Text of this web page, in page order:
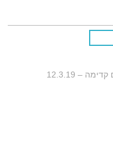
– 12.3.19